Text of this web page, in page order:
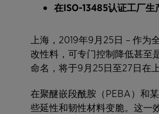
在ISO-13485认证工厂生
上海，2019年9月25日 – 作
改性料，可专门控制降低甚至
命名，将于9月25日至27日在
在聚醚嵌段酰胺（PEBA）和
些延性和韧性材料变脆。这一